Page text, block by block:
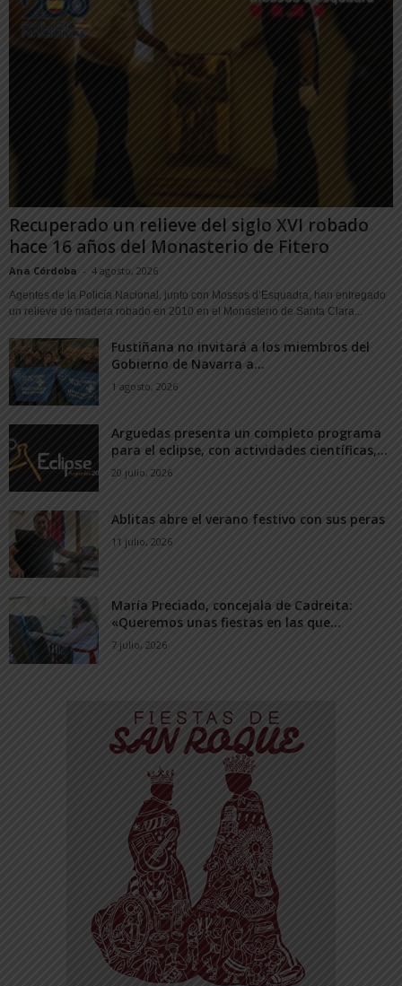
Recuperado un relieve del siglo XVI robado
hace 16 años del Monasterio de Fitero
Ana Córdoba - 4 agosto, 2026
Agentes de la Policía Nacional, junto con Mossos d’Esquadra, han entregado
un relieve de madera robado en 2010 en el Monasterio de Santa Clara...
Fustiñana no invitará a los miembros del
Gobierno de Navarra a...
1 agosto, 2026
Arguedas presenta un completo programa
para el eclipse, con actividades científicas,...
20 julio, 2026
Ablitas abre el verano festivo con sus peras
11 julio, 2026
María Preciado, concejala de Cadreita:
«Queremos unas fiestas en las que...
7 julio, 2026